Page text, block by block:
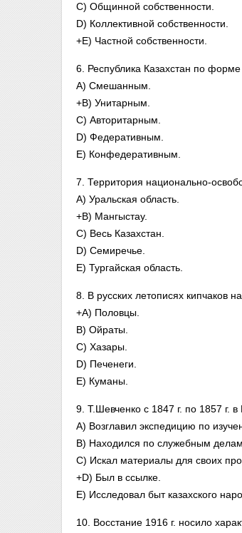
C) Общинной собственности.
D) Коллективной собственности.
+E) Частной собственности.
6. Республика Казахстан по форме
A) Смешанным.
+B) Унитарным.
C) Авторитарным.
D) Федеративным.
E) Конфедеративным.
7. Территория национально-
A) Уральская область.
+B) Мангыстау.
C) Весь Казахстан.
D) Семиречье.
E) Тургайская область.
8. В русских летописях кипчаков
+A) Половцы.
B) Ойраты.
C) Хазары.
D) Печенеги.
E) Куманы.
9. Т.Шевченко с 1847 г. по 1857 г. в
A) Возглавил экспедицию по
B) Находился по служебным делам.
C) Искал материалы для своих
+D) Был в ссылке.
E) Исследовал быт казахского
10. Восстание 1916 г. носило